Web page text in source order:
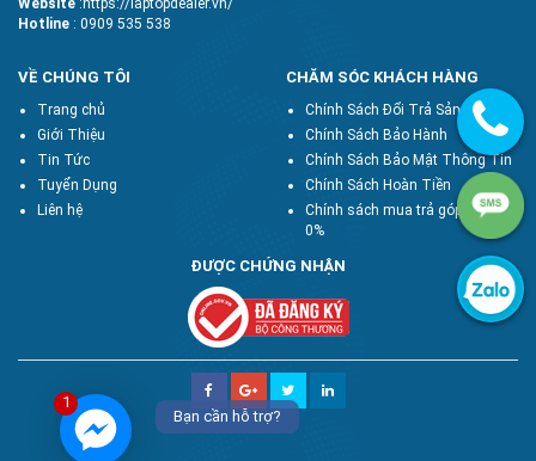
1
Bạn cần hỗ trợ?
Website :https://laptopdealer.vn/
Hotline : 0909 535 538
VỀ CHÚNG TÔI
Trang chủ
Giới Thiệu
Tin Tức
Tuyển Dụng
Liên hệ
CHĂM SÓC KHÁCH HÀNG
Chính Sách Đổi Trả Sản Phẩm
Chính Sách Bảo Hành
Chính Sách Bảo Mật Thông Tin
Chính Sách Hoàn Tiền
Chính sách mua trả góp lãi suất
0%
ĐƯỢC CHỨNG NHẬN